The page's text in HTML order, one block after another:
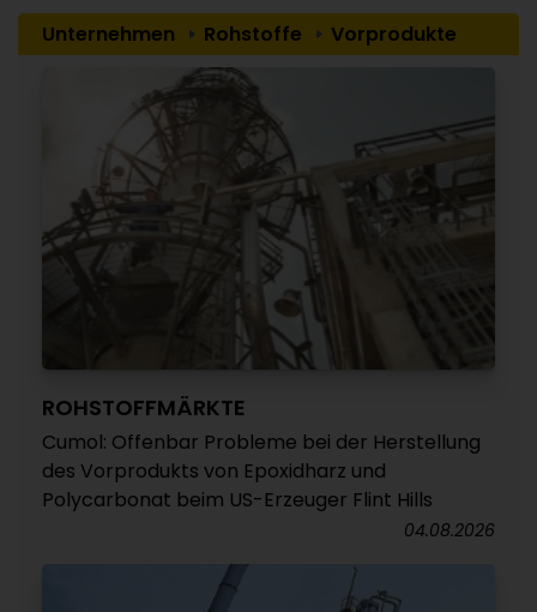
Unternehmen Rohstoffe Vorprodukte
ROHSTOFFMÄRKTE
Cumol: Offenbar Probleme bei der Herstellung
des Vorprodukts von Epoxidharz und
Polycarbonat beim US-Erzeuger Flint Hills
04.08.2026